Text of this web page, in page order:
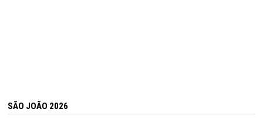
SÃO JOÃO 2026